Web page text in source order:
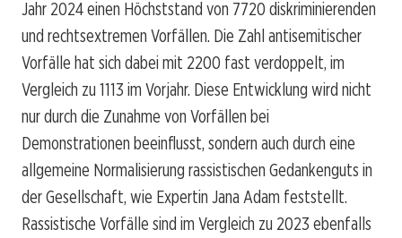
Jahr 2024 einen Höchststand von 7720 diskriminierenden
und rechtsextremen Vorfällen. Die Zahl antisemitischer
Vorfälle hat sich dabei mit 2200 fast verdoppelt, im
Vergleich zu 1113 im Vorjahr. Diese Entwicklung wird nicht
nur durch die Zunahme von Vorfällen bei
Demonstrationen beeinflusst, sondern auch durch eine
allgemeine Normalisierung rassistischen Gedankenguts in
der Gesellschaft, wie Expertin Jana Adam feststellt.
Rassistische Vorfälle sind im Vergleich zu 2023 ebenfalls